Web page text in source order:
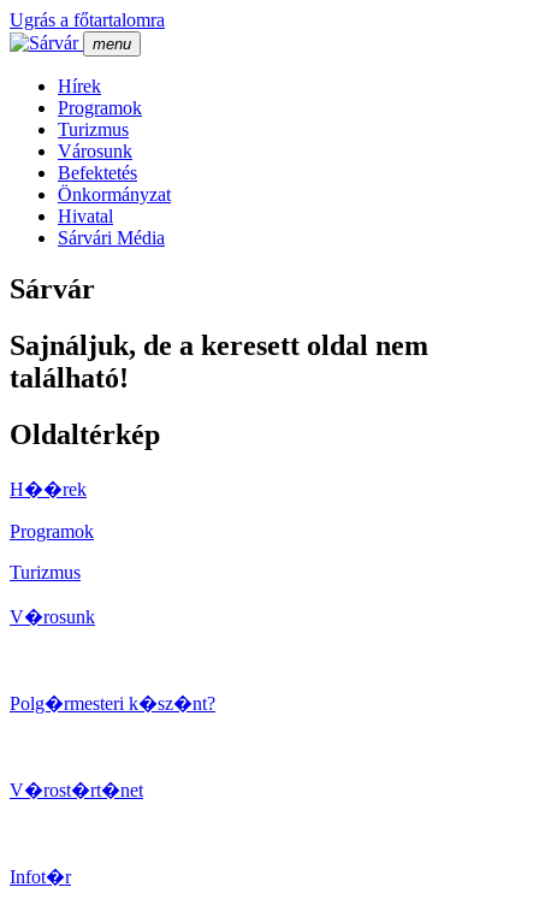
Ugrás a főtartalomra
menu
Hí­rek
Programok
Turizmus
Városunk
Befektetés
Önkormányzat
Hivatal
Sárvári Média
Sárvár
Sajnáljuk, de a keresett oldal nem
található!
Oldaltérkép
H��rek
Programok
Turizmus
V�rosunk
Polg�rmesteri k�sz�nt?
V�rost�rt�net
Infot�r